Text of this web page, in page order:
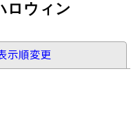
ロウィン
示順変更